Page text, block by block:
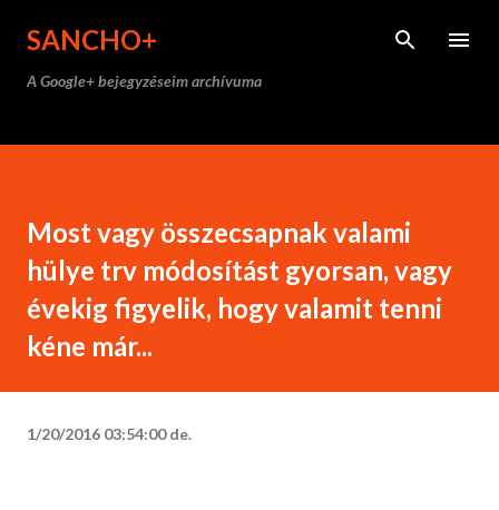
SANCHO+
A Google+ bejegyzéseim archívuma
Most vagy összecsapnak valami
hülye trv módosítást gyorsan, vagy
évekig figyelik, hogy valamit tenni
kéne már...
1/20/2016 03:54:00 de.